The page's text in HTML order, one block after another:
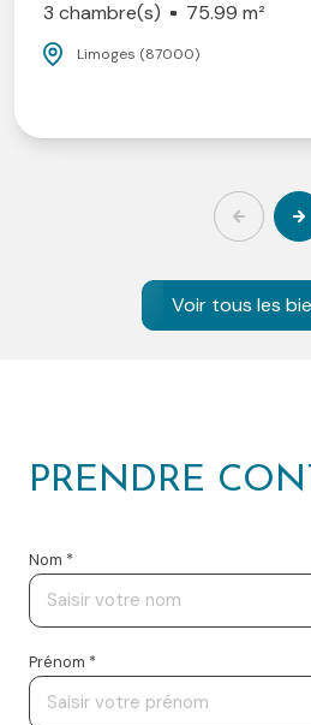
3 chambre(s) 75.99 m²
Limoges (87000)
Voir tous les
PRENDRE
Nom *
Prénom *